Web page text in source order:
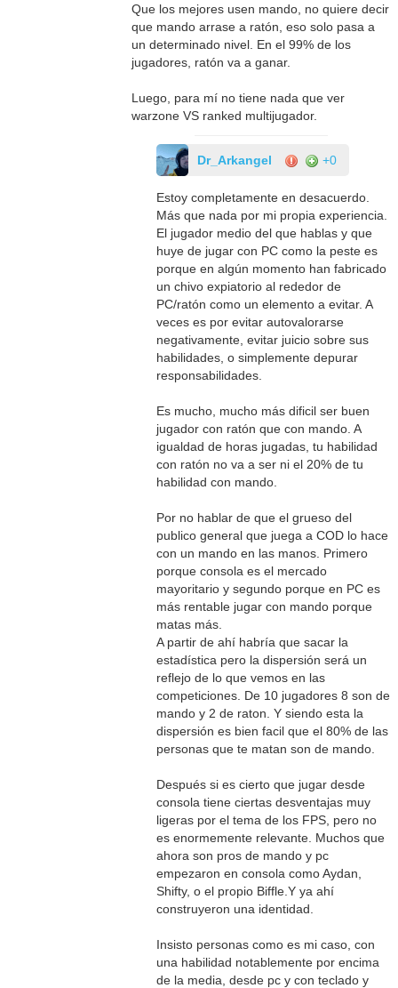
Que los mejores usen mando, no quiere decir
que mando arrase a ratón, eso solo pasa a
un determinado nivel. En el 99% de los
jugadores, ratón va a ganar.
Luego, para mí no tiene nada que ver
warzone VS ranked multijugador.
Dr_Arkangel +0
Estoy completamente en desacuerdo.
Más que nada por mi propia experiencia.
El jugador medio del que hablas y que
huye de jugar con PC como la peste es
porque en algún momento han fabricado
un chivo expiatorio al rededor de
PC/ratón como un elemento a evitar. A
veces es por evitar autovalorarse
negativamente, evitar juicio sobre sus
habilidades, o simplemente depurar
responsabilidades.
Es mucho, mucho más dificil ser buen
jugador con ratón que con mando. A
igualdad de horas jugadas, tu habilidad
con ratón no va a ser ni el 20% de tu
habilidad con mando.
Por no hablar de que el grueso del
publico general que juega a COD lo hace
con un mando en las manos. Primero
porque consola es el mercado
mayoritario y segundo porque en PC es
más rentable jugar con mando porque
matas más.
A partir de ahí habría que sacar la
estadística pero la dispersión será un
reflejo de lo que vemos en las
competiciones. De 10 jugadores 8 son de
mando y 2 de raton. Y siendo esta la
dispersión es bien facil que el 80% de las
personas que te matan son de mando.
Después si es cierto que jugar desde
consola tiene ciertas desventajas muy
ligeras por el tema de los FPS, pero no
es enormemente relevante. Muchos que
ahora son pros de mando y pc
empezaron en consola como Aydan,
Shifty, o el propio Biffle.Y ya ahí
construyeron una identidad.
Insisto personas como es mi caso, con
una habilidad notablemente por encima
de la media, desde pc y con teclado y